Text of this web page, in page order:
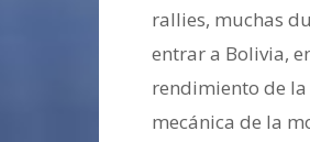
rallies, muchas
entrar a Bolivia,
rendimiento de
mecánica de la